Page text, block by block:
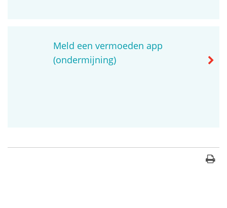
Meld een vermoeden app
(ondermijning)